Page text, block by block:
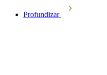
Profundizar